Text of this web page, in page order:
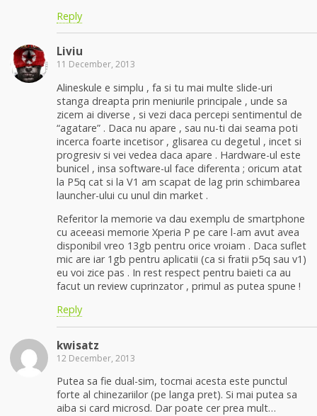
Reply
Liviu
11 December, 2013
Alineskule e simplu , fa si tu mai multe slide-uri
stanga dreapta prin meniurile principale , unde sa
zicem ai diverse , si vezi daca percepi sentimentul de
“agatare” . Daca nu apare , sau nu-ti dai seama poti
incerca foarte incetisor , glisarea cu degetul , incet si
progresiv si vei vedea daca apare . Hardware-ul este
bunicel , insa software-ul face diferenta ; oricum atat
la P5q cat si la V1 am scapat de lag prin schimbarea
launcher-ului cu unul din market .
Referitor la memorie va dau exemplu de smartphone
cu aceeasi memorie Xperia P pe care l-am avut avea
disponibil vreo 13gb pentru orice vroiam . Daca suflet
mic are iar 1gb pentru aplicatii (ca si fratii p5q sau v1)
eu voi zice pas . In rest respect pentru baieti ca au
facut un review cuprinzator , primul as putea spune !
Reply
kwisatz
12 December, 2013
Putea sa fie dual-sim, tocmai acesta este punctul
forte al chinezariilor (pe langa pret). Si mai putea sa
aiba si card microsd. Dar poate cer prea mult…